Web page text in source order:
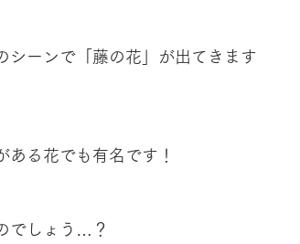
シーンで「藤の花」が出てきます
ある花でも有名です！
でしょう…？